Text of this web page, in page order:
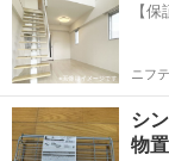
【
ニフ
シ
物